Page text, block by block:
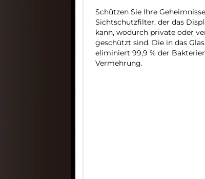
Schützen Sie Ihre
Sichtschutzfilter, der das
kann, wodurch private oder
geschützt sind. Die in das
eliminiert 99,9 % der
Vermehrung.